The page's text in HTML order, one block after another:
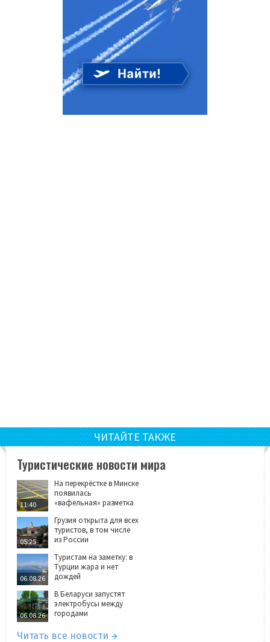
ЧИТАЙТЕ ТАКЖЕ
Туристические новости мира
11:40
На перекрёстке в Минске
появилась
«вафельная» разметка
05:25
Грузия открыта для всех
туристов, в том числе
из России
06.08.26
Туристам на заметку: в
Турции жара и нет
дождей
06.08.26
В Беларуси запустят
электробусы между
городами
Читать все новости